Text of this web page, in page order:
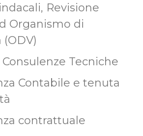
Revisione
Organismo di
Consulenze Tecniche
Contabile e tenuta
contrattuale